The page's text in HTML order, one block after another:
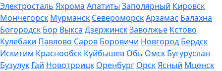
Электросталь Яхрома Апатиты Заполярный Кировск
Мончегорск Мурманск СевероморскАрзамас Балахна
Богородск Бор Выкса ДзержинскЗаволжье Кстово
Кулебаки Павлово Саров Боровичи Новгород Бердск
Искитим Краснообск Куйбышев Обь Омск Бугуруслан
Бузулук Гай Новотроицк Оренбург ОрскЯсный Мценск